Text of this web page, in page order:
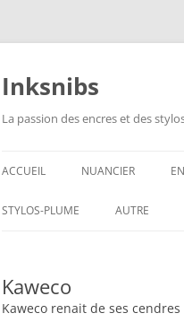
Aller
contenu
Inksnibs
La passion des encres et des
ACCUEIL NUANCIER
STYLOS-PLUME AUTRE
Kaweco
Kaweco renait de ses